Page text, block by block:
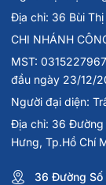
Địa chỉ: 36 Bùi Thị
CHI NHÁNH
MST:
đầu ngày 23/12/
Người đại diện:
Địa chỉ: 36 Đường
Hưng, Tp.Hồ Chí
36 Đường Số